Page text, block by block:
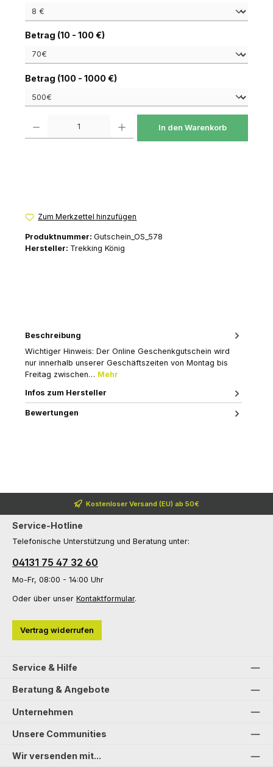
Betrag (10 - 100 €)auswählen
Betrag (100 - 1000 €)auswählen
In den Warenkorb
Zum Merkzettel hinzufügen
Produktnummer: Gutschein_OS_578
Hersteller: Trekking König
Beschreibung
Wichtiger Hinweis: Der Online Geschenkgutschein wird
nur innerhalb unserer Geschäftszeiten von Montag bis
Freitag zwischen… Mehr
Infos zum Hersteller
Bewertungen
Kostenloser Versand (EU) ab 50€
Service-Hotline
Telefonische Unterstützung und Beratung unter:
04131 75 47 32 60
Mo-Fr, 08:00 - 14:00 Uhr
Oder über unser Kontaktformular.
Vertrag widerrufen
Service & Hilfe
Beratung & Angebote
Unternehmen
Unsere Communities
Wir versenden mit...